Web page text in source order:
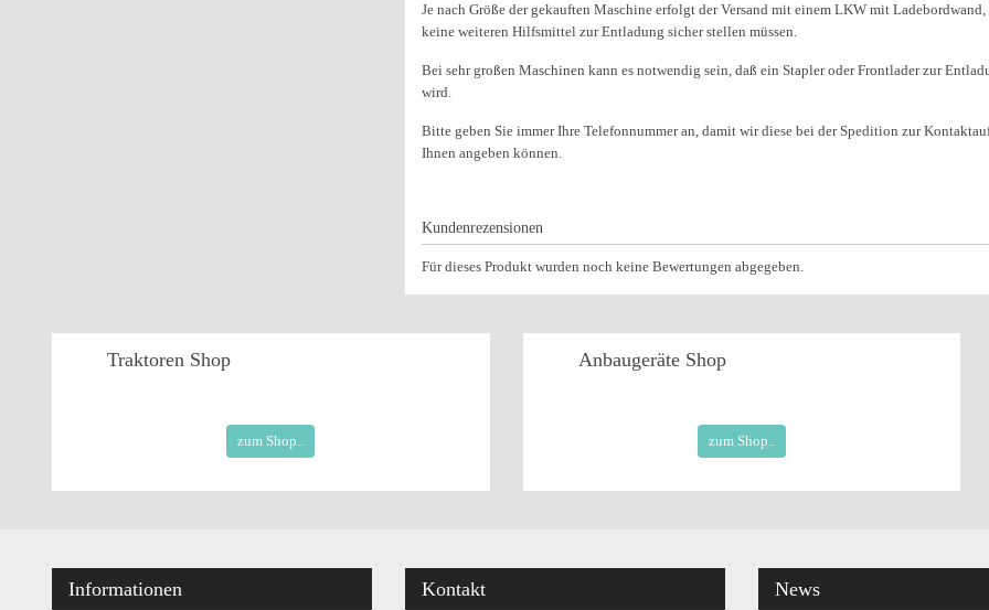
Je nach Größe der gekauften Maschine erfolgt der Versand mit einem LKW mit Ladebordwand,
keine weiteren Hilfsmittel zur Entladung sicher stellen müssen.
Bei sehr großen Maschinen kann es notwendig sein, daß ein Stapler oder Frontlader zur
wird.
Bitte geben Sie immer Ihre Telefonnummer an, damit wir diese bei der Spedition zur
Ihnen angeben können.
Kundenrezensionen
Für dieses Produkt wurden noch keine Bewertungen abgegeben.
Traktoren Shop
zum Shop..
AnbaugeräteShop
zum Shop..
Informationen Kontakt News